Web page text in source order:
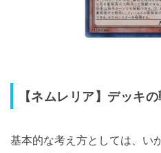
【ネムレリア】デッキ
基本的な考え方としては、い